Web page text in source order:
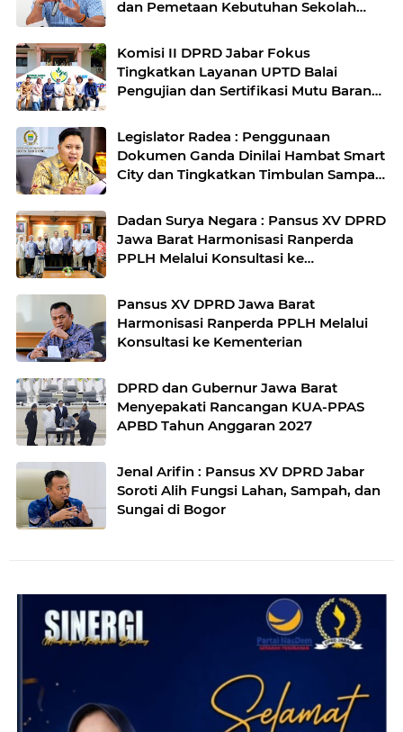
dan Pemetaan Kebutuhan Sekolah
Komisi II DPRD Jabar Fokus
Tingkatkan Layanan UPTD Balai
Pengujian dan Sertifikasi Mutu Barang
Legislator Radea : Penggunaan
Dokumen Ganda Dinilai Hambat Smart
City dan Tingkatkan Timbulan Sampah
Dadan Surya Negara : Pansus XV DPRD
Jawa Barat Harmonisasi Ranperda
PPLH Melalui Konsultasi ke
Pansus XV DPRD Jawa Barat
Harmonisasi Ranperda PPLH Melalui
Konsultasi ke Kementerian
DPRD dan Gubernur Jawa Barat
Menyepakati Rancangan KUA-PPAS
APBD Tahun Anggaran 2027
Jenal Arifin : Pansus XV DPRD Jabar
Soroti Alih Fungsi Lahan, Sampah, dan
Sungai di Bogor